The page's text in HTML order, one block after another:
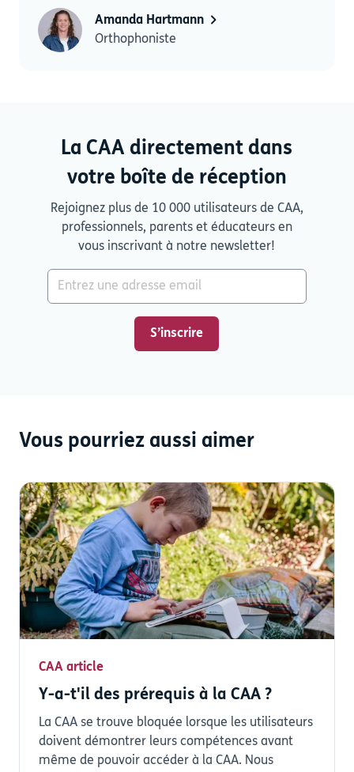
Amanda Hartmann
Orthophoniste
La CAA directement dans
votre boîte de réception
Rejoignez plus de 10 000 utilisateurs de CAA,
professionnels, parents et éducateurs en
vous inscrivant à notre newsletter!
Vous pourriez aussi aimer
CAA article
Y-a-t'il des prérequis à la CAA ?
La CAA se trouve bloquée lorsque les utilisateurs
doivent démontrer leurs compétences avant
même de pouvoir accéder à la CAA. Nous